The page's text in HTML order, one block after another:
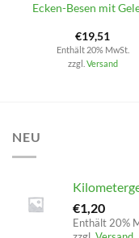
Ecken-Besen mit
€19,51
Enthält 20% MwSt.
zzgl. Versand
NEU
€1,20
Enthält 20%